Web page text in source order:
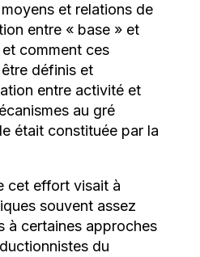
et relations de
entre « base » et
comment ces
définis et
entre activité et
au gré
était constituée par la
cet effort visait à
souvent assez
à certaines approches
du